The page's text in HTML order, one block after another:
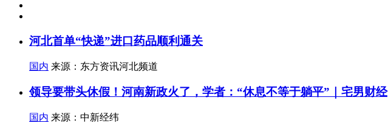
河北首单“快递”进口药品顺利通关
国内 来源：东方资讯河北频道
领导要带头休假！河南新政火了，学者：“休息不等于躺平”｜宅男财经
国内 来源：中新经纬